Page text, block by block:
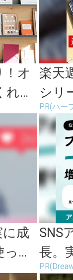
オ
る
...
楽天
シリ
キリ
PR(ハー
成
て
SNS
長。
ます